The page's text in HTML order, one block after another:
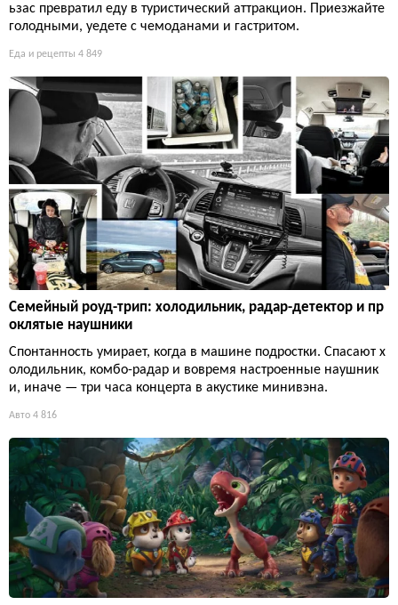
ьзас превратил еду в туристический аттракцион. Приезжайте
голодными, уедете с чемоданами и гастритом.
Еда и рецепты 4 849
Семейный роуд-трип: холодильник, радар-детектор и пр
оклятые наушники
Спонтанность умирает, когда в машине подростки. Спасают х
олодильник, комбо-радар и вовремя настроенные наушник
и, иначе — три часа концерта в акустике минивэна.
Авто 4 816